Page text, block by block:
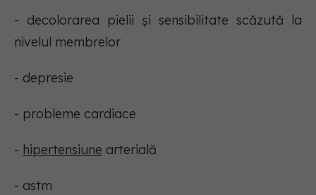
- decolorarea pielii și sensibilitate scăzută la
nivelul membrelor
- depresie
- probleme cardiace
- hipertensiune arterială
- astm